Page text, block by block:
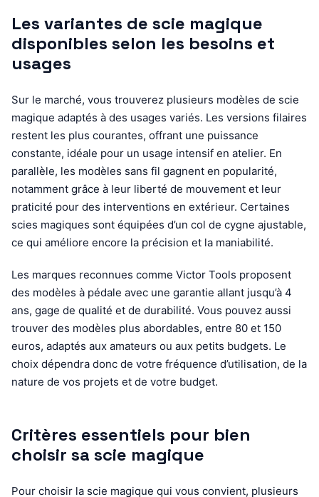
Les variantes de scie magique
disponibles selon les besoins et
usages
Sur le marché, vous trouverez plusieurs modèles de scie
magique adaptés à des usages variés. Les versions filaires
restent les plus courantes, offrant une puissance
constante, idéale pour un usage intensif en atelier. En
parallèle, les modèles sans fil gagnent en popularité,
notamment grâce à leur liberté de mouvement et leur
praticité pour des interventions en extérieur. Certaines
scies magiques sont équipées d’un col de cygne ajustable,
ce qui améliore encore la précision et la maniabilité.
Les marques reconnues comme Victor Tools proposent
des modèles à pédale avec une garantie allant jusqu’à 4
ans, gage de qualité et de durabilité. Vous pouvez aussi
trouver des modèles plus abordables, entre 80 et 150
euros, adaptés aux amateurs ou aux petits budgets. Le
choix dépendra donc de votre fréquence d’utilisation, de la
nature de vos projets et de votre budget.
Critères essentiels pour bien
choisir sa scie magique
Pour choisir la scie magique qui vous convient, plusieurs